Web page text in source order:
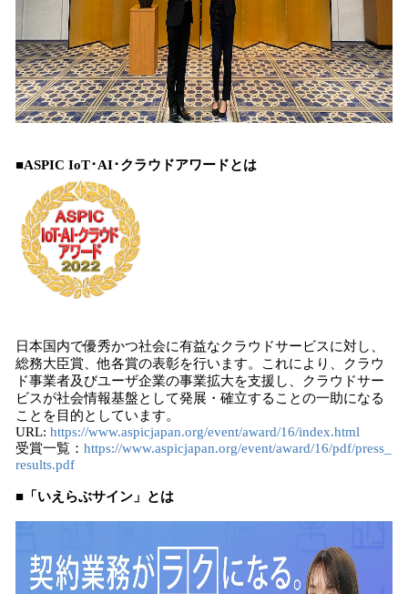
■ASPIC IoT･AI･クラウドアワードとは
日本国内で優秀かつ社会に有益なクラウドサービスに対し、
総務大臣賞、他各賞の表彰を行います。これにより、クラウ
ド事業者及びユーザ企業の事業拡大を支援し、クラウドサー
ビスが社会情報基盤として発展・確立することの一助になる
ことを目的としています。
URL: https://www.aspicjapan.org/event/award/16/index.html
受賞一覧： https://www.aspicjapan.org/event/award/16/pdf/press_
results.pdf
■「いえらぶサイン」とは